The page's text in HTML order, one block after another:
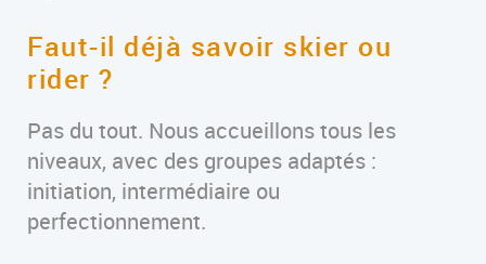
Faut-il déjà savoir skier ou
rider ?
Pas du tout. Nous accueillons tous les
niveaux, avec des groupes adaptés :
initiation, intermédiaire ou
perfectionnement.